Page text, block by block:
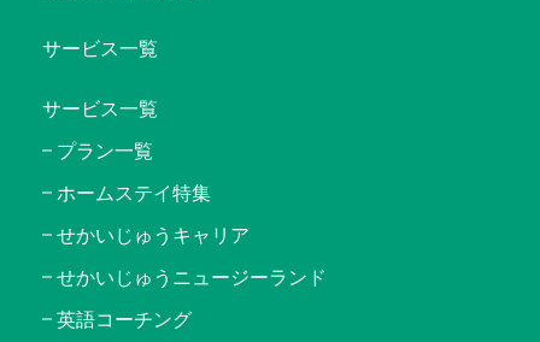
サービス一覧
サービス一覧
プラン一覧
ホームステイ特集
せかいじゅうキャリア
せかいじゅうニュージーランド
英語コーチング